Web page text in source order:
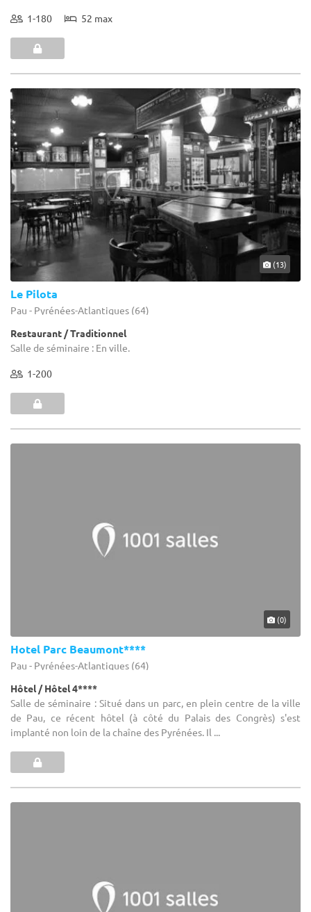
1-180 52 max
(13)
Le Pilota
Pau - Pyrénées-Atlantiques (64)
Restaurant / Traditionnel
Salle de séminaire : En ville.
1-200
(0)
Hotel Parc Beaumont****
Pau - Pyrénées-Atlantiques (64)
Hôtel / Hôtel 4****
Salle de séminaire : Situé dans un parc, en plein centre de la ville
de Pau, ce récent hôtel (à côté du Palais des Congrès) s'est
implanté non loin de la chaîne des Pyrénées. Il ...